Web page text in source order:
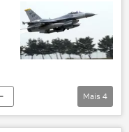
F-16
Mais 4